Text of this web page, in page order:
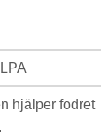
hjälper fodret